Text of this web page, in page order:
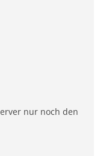
nur noch den